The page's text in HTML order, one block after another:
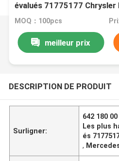
évalués 71775177 Chrysler
Oil Filter
MOQ：100pcs
meilleur prix
DESCRIPTION DE PRODUIT
Surligner:
642 180
Les plus
és
,